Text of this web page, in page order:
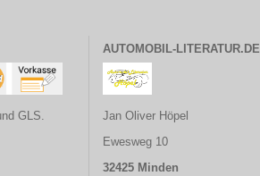
GLS.
AUTOMOBIL-LITERATUR.DE
Jan Oliver Höpel
Ewesweg 10
32425 Minden